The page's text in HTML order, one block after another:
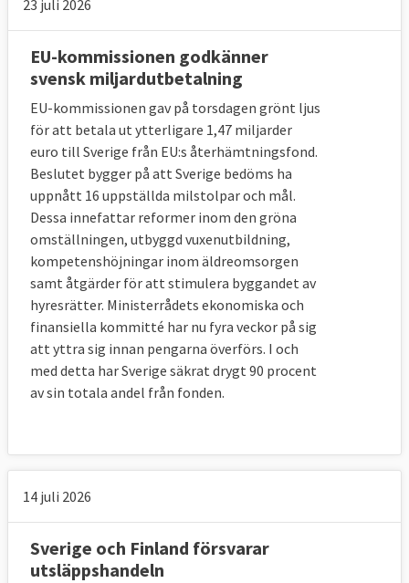
23 juli 2026
EU-kommissionen godkänner
svensk miljardutbetalning
EU-kommissionen gav på torsdagen grönt ljus
för att betala ut ytterligare 1,47 miljarder
euro till Sverige från EU:s återhämtningsfond.
Beslutet bygger på att Sverige bedöms ha
uppnått 16 uppställda milstolpar och mål.
Dessa innefattar reformer inom den gröna
omställningen, utbyggd vuxenutbildning,
kompetenshöjningar inom äldreomsorgen
samt åtgärder för att stimulera byggandet av
hyresrätter. Ministerrådets ekonomiska och
finansiella kommitté har nu fyra veckor på sig
att yttra sig innan pengarna överförs. I och
med detta har Sverige säkrat drygt 90 procent
av sin totala andel från fonden.
14 juli 2026
Sverige och Finland försvarar
utsläppshandeln